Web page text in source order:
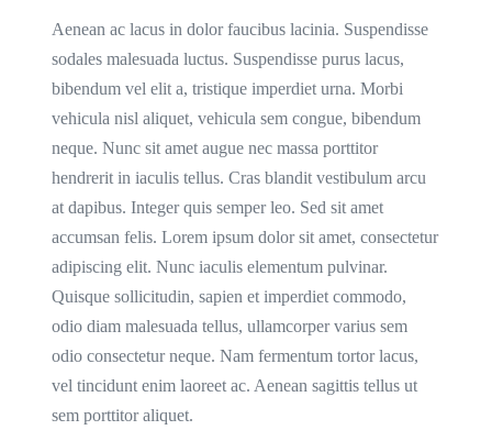
Aenean ac lacus in dolor faucibus lacinia. Suspendisse
sodales malesuada luctus. Suspendisse purus lacus,
bibendum vel elit a, tristique imperdiet urna. Morbi
vehicula nisl aliquet, vehicula sem congue, bibendum
neque. Nunc sit amet augue nec massa porttitor
hendrerit in iaculis tellus. Cras blandit vestibulum arcu
at dapibus. Integer quis semper leo. Sed sit amet
accumsan felis. Lorem ipsum dolor sit amet, consectetur
adipiscing elit. Nunc iaculis elementum pulvinar.
Quisque sollicitudin, sapien et imperdiet commodo,
odio diam malesuada tellus, ullamcorper varius sem
odio consectetur neque. Nam fermentum tortor lacus,
vel tincidunt enim laoreet ac. Aenean sagittis tellus ut
sem porttitor aliquet.